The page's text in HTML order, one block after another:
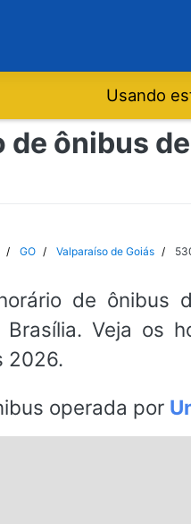
Usando
de ônibus
GO Valparaíso de Goiás
de ônibus
Brasília. Veja os
2026.
operada por